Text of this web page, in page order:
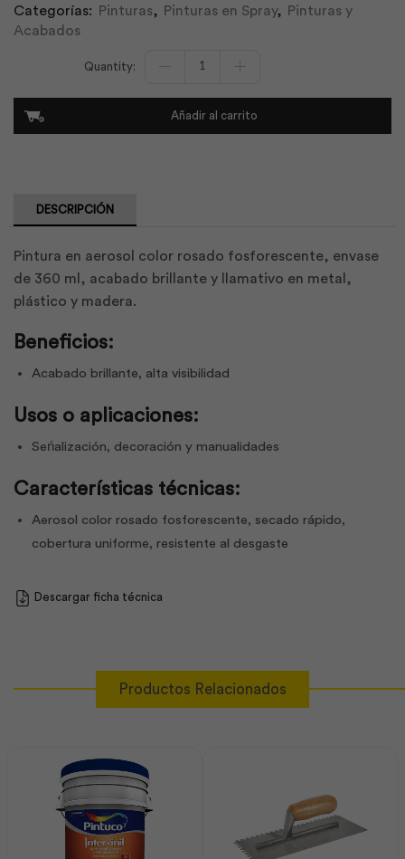
Categorías:
Pinturas, Pinturas en Spray,
Pinturas y
Acabados
/1002
|
Añadir al carrito
DESCRIPCIÓN
Pintura en aerosol color rosado fosforescente, envase
de 360 ml, acabado brillante y llamativo en metal,
plástico y madera.
Beneficios:
Acabado brillante, alta visibilidad
Usos o aplicaciones:
Seńalización, decoración y manualidades
Características técnicas:
Aerosol color rosado fosforescente, secado rápido,
cobertura uniforme, resistente al desgaste
Descargar ficha técnica
Productos Relacionados